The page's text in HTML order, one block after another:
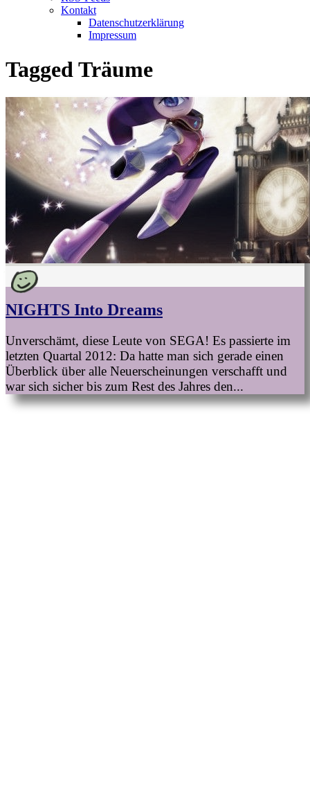
Kontakt
Datenschutzerklärung
Impressum
Tagged Träume
NIGHTS Into Dreams
Unverschämt, diese Leute von SEGA! Es passierte im
letzten Quartal 2012: Da hatte man sich gerade einen
Überblick über alle Neuerscheinungen verschafft und
war sich sicher bis zum Rest des Jahres den...